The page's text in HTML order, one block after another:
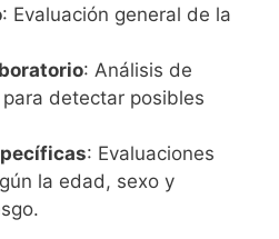
: Evaluación general de la
: Análisis de
detectar posibles
: Evaluaciones
la edad, sexo y